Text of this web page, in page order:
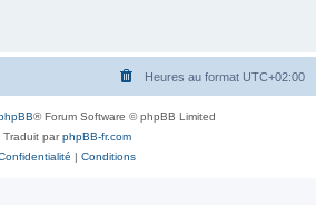
Heures au format UTC+02:00
® Forum Software © phpBB Limited
Traduit parphpBB-fr.com
| Conditions